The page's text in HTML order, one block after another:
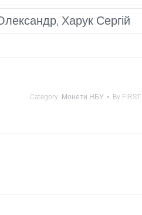
Харук Сергій
Category: Монети НБУ By